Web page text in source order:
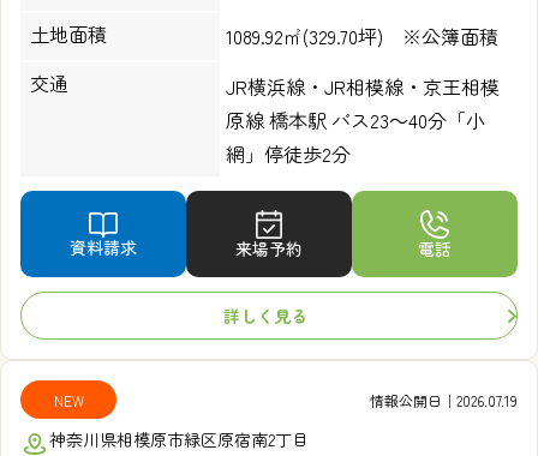
土地面積
1089.92㎡(329.70坪) ※公簿面積
交通
JR横浜線・JR相模線・京王相模
原線 橋本駅 バス23～40分「小
網」停徒歩2分
資料請求 来場予約 電話
詳しく見る
NEW 情報公開日｜2026.07.19
神奈川県相模原市緑区原宿南2丁目